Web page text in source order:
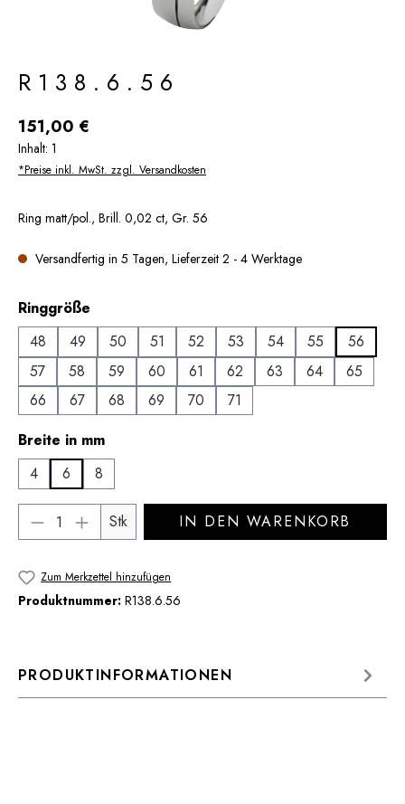
R138.6.56
Regulärer Preis:
151,00 €
Inhalt: 1
*Preise inkl. MwSt. zzgl. Versandkosten
Ring matt/pol., Brill. 0,02 ct, Gr. 56
Versandfertig in 5 Tagen, Lieferzeit 2 - 4 Werktage
Ringgröße
48
49 50 51 52 53 54 55
56
57
58 59 60 61 62 63 64
65
66
67 68 69 70
71
Breite in mmauswählen
4
6 8
Produkt Anzahl: Gib den gewünschten
Stk IN DEN WARENKORB
Zum Merkzettel hinzufügen
Produktnummer: R138.6.56
PRODUKTINFORMATIONEN